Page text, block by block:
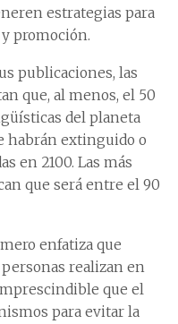
estrategias para
promoción.
publicaciones, las
que, al menos, el 50
del planeta
habrán extinguido o
en 2100. Las más
que será entre el 90
enfatiza que
realizan en
que el
para evitar la